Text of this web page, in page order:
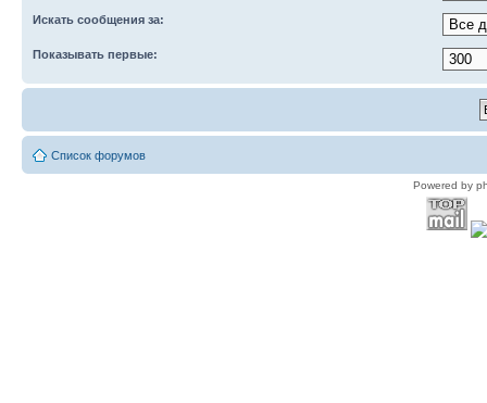
Искать сообщения за:
Показывать первые:
Список форумов
Powered by